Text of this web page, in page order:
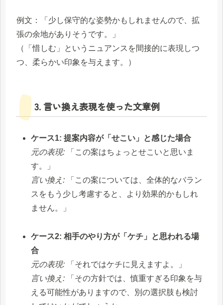
例文：「少し保守的な姿勢かもしれませんので、拡
張の余地がありそうです。」
（「惜しむ」というニュアンスを間接的に表現しつ
つ、柔らかい印象を与えます。）
3. 言い換え表現を使った文章例
ケース1: 提案内容が「せこい」と感じた場合
元の表現: 「この案はちょっとせこいと思いま
す。」
言い換え: 「この案については、全体的なバラン
スをもう少し考慮すると、より効果的かもしれ
ません。」
ケース2: 相手のやり方が「ケチ」と思われる場
合
元の表現: 「それではケチに見えますよ。」
言い換え: 「その方針では、慎重すぎる印象を与
える可能性がありますので、別の選択肢も検討